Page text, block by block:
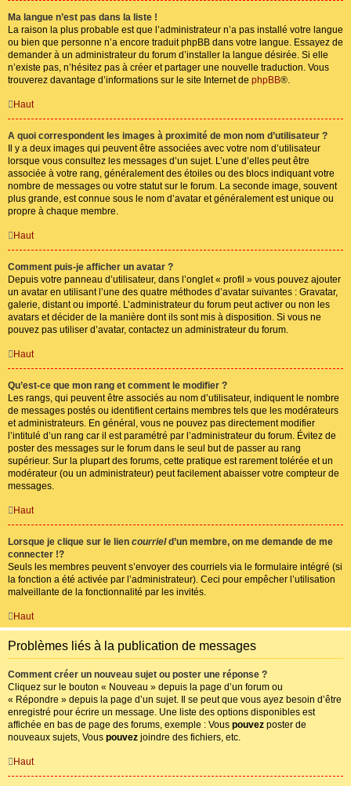
Ma langue n’est pas dans la liste !
La raison la plus probable est que l’administrateur n’a pas installé votre langue
ou bien que personne n’a encore traduit phpBB dans votre langue. Essayez de
demander à un administrateur du forum d’installer la langue désirée. Si elle
n’existe pas, n’hésitez pas à créer et partager une nouvelle traduction. Vous
trouverez davantage d’informations sur le site Internet de phpBB®.
Haut
A quoi correspondent les images à proximité de mon nom d’utilisateur ?
Il y a deux images qui peuvent être associées avec votre nom d’utilisateur
lorsque vous consultez les messages d’un sujet. L’une d’elles peut être
associée à votre rang, généralement des étoiles ou des blocs indiquant votre
nombre de messages ou votre statut sur le forum. La seconde image, souvent
plus grande, est connue sous le nom d’avatar et généralement est unique ou
propre à chaque membre.
Haut
Comment puis-je afficher un avatar ?
Depuis votre panneau d’utilisateur, dans l’onglet « profil » vous pouvez ajouter
un avatar en utilisant l’une des quatre méthodes d’avatar suivantes : Gravatar,
galerie, distant ou importé. L’administrateur du forum peut activer ou non les
avatars et décider de la manière dont ils sont mis à disposition. Si vous ne
pouvez pas utiliser d’avatar, contactez un administrateur du forum.
Haut
Qu’est-ce que mon rang et comment le modifier ?
Les rangs, qui peuvent être associés au nom d’utilisateur, indiquent le nombre
de messages postés ou identifient certains membres tels que les modérateurs
et administrateurs. En général, vous ne pouvez pas directement modifier
l’intitulé d’un rang car il est paramétré par l’administrateur du forum. Évitez de
poster des messages sur le forum dans le seul but de passer au rang
supérieur. Sur la plupart des forums, cette pratique est rarement tolérée et un
modérateur (ou un administrateur) peut facilement abaisser votre compteur de
messages.
Haut
Lorsque je clique sur le lien courrield’un membre, on me demande de me
connecter !?
Seuls les membres peuvent s’envoyer des courriels via le formulaire intégré (si
la fonction a été activée par l’administrateur). Ceci pour empêcher l’utilisation
malveillante de la fonctionnalité par les invités.
Haut
Problèmes liés à la publication de messages
Comment créer un nouveau sujet ou poster une réponse ?
Cliquez sur le bouton « Nouveau » depuis la page d’un forum ou
« Répondre » depuis la page d’un sujet. Il se peut que vous ayez besoin d’être
enregistré pour écrire un message. Une liste des options disponibles est
affichée en bas de page des forums, exemple : Vous pouvez poster de
nouveaux sujets, Vous pouvez joindre des fichiers, etc.
Haut